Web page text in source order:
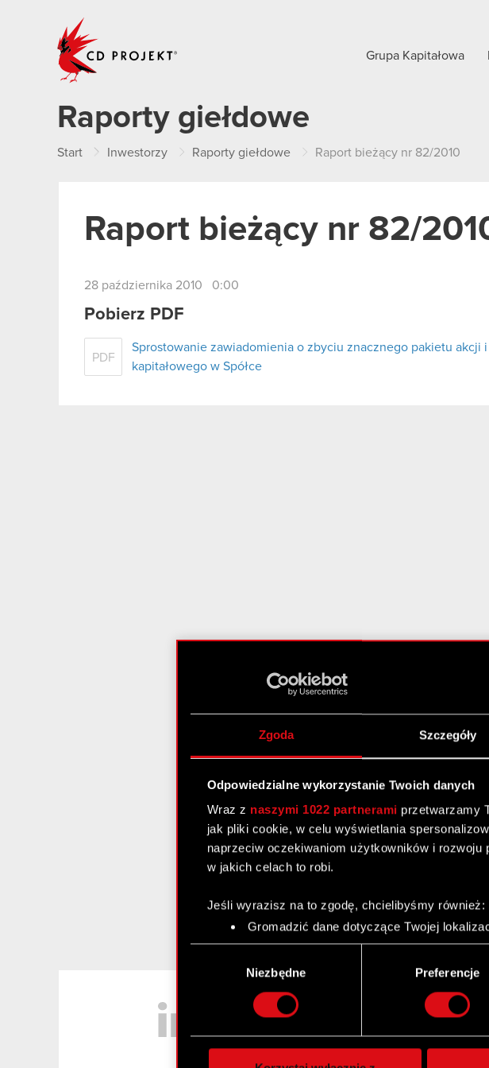
Zgoda Szczegóły
Odpowiedzialne wykorzystanie Twoich danych
Wraz z naszymi 1022 partnerami przetwarzamy
jak pliki cookie, w celu wyświetlania
naprzeciw oczekiwaniom użytkowników i
w jakich celach to robi.
Jeśli wyrazisz na to zgodę, chcielibyśmy również:
Gromadzić dane dotyczące Twojej
Identyfikować Twoje urządzenie, aktywnie
Dowiedz się więcej odnośnie tego, jak Twoje
szczegółów . W Deklaracji plików cookie możesz
Wykorzystujemy pliki cookie do
Niezbędne Preferencje
Grupa Kapitałowa
Raporty giełdowe
Start Inwestorzy Raporty giełdowe Raport bieżący nr 82/2010
Raport bieżący nr 82/
28 października 2010 0:00
Pobierz PDF
PDF
Sprostowanie zawiadomienia o zbyciu znacznego pakietu akcji
kapitałowego w Spółce